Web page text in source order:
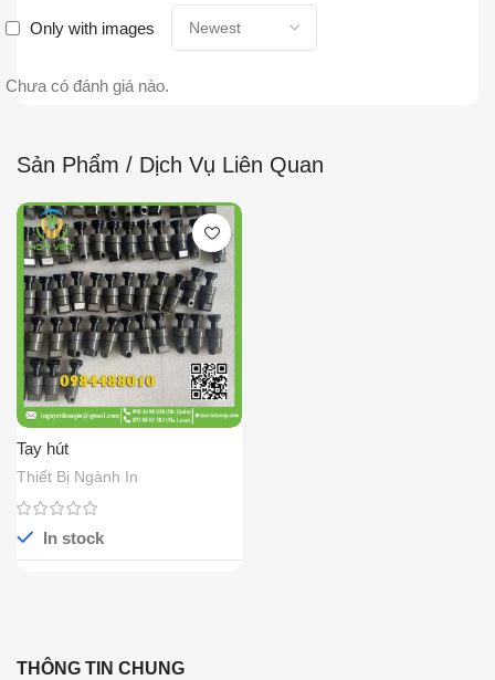
Only with images
Chưa có đánh giá nào.
Sản Phẩm / Dịch Vụ Liên Quan
Tay hút
Thiết Bị Ngành In
In stock
THÔNG TIN CHUNG